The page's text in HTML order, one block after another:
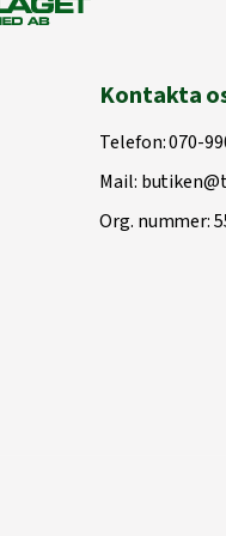
Kontakta
Telefon:070-
Mail:
Org. nummer: